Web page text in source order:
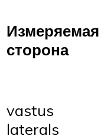
Измеряемая
сторона
vastus
laterals